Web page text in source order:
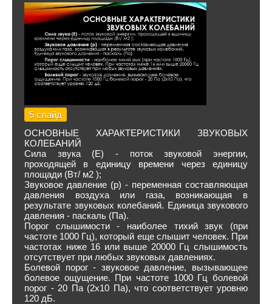
5 слайд
ОСНОВНЫЕ ХАРАКТЕРИСТИКИ ЗВУКОВЫХ
КОЛЕБАНИЙ
Сила звука (Е) - поток звуковой энергии,
проходящей в единицу времени через единицу
площади (Вт/ м2 );
Звуковое давление (р) - переменная составляющая
давления воздуха или газа, возникающая в
результате звуковых колебаний. Единица звукового
давления - паскаль (Па).
Порог слышимости - наиболее тихий звук (при
частоте 1000 Гц), который еще слышит человек. При
частотах ниже 16 или выше 20000 Гц слышимость
отсутствует при любых звуковых давлениях.
Болевой порог - звуковое давление, вызывающее
болевое ощущение. При частоте 1000 Гц болевой
порог - 20 Па (2x10 Па), что соответствует уровню
120 дБ.